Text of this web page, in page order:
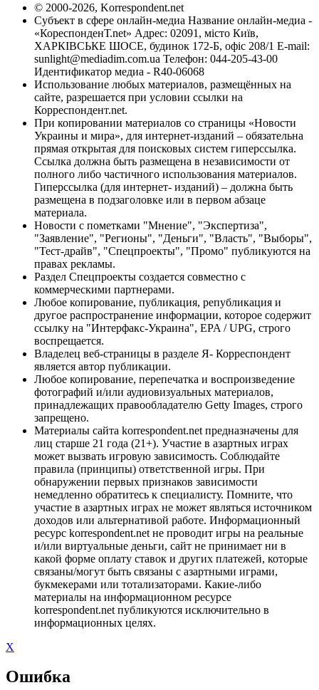
© 2000-2026, Korrespondent.net
Субъект в сфере онлайн-медиа Название онлайн-медиа -
«КореспонденТ.net» Адрес: 02091, місто Київ,
ХАРКІВСЬКЕ ШОСЕ, будинок 172-Б, офіс 208/1 E-mail:
sunlight@mediadim.com.ua Телефон: 044-205-43-00
Идентификатор медиа - R40-06068
Использование любых материалов, размещённых на
сайте, разрешается при условии ссылки на
Корреспондент.net.
При копировании материалов со страницы «Новости
Украины и мира», для интернет-изданий – обязательна
прямая открытая для поисковых систем гиперссылка.
Ссылка должна быть размещена в независимости от
полного либо частичного использования материалов.
Гиперссылка (для интернет- изданий) – должна быть
размещена в подзаголовке или в первом абзаце
материала.
Новости с пометками "Мнение", "Экспертиза",
"Заявление", "Регионы", "Деньги", "Власть", "Выборы",
"Тест-драйв", "Спецпроекты", "Промо" публикуются на
правах рекламы.
Раздел Спецпроекты создается совместно с
коммерческими партнерами.
Любое копирование, публикация, републикация и
другое распространение информации, которое содержит
ссылку на "Интерфакс-Украина", EPA / UPG, строго
воспрещается.
Владелец веб-страницы в разделе Я- Корреспондент
является автор публикации.
Любое копирование, перепечатка и воспроизведение
фотографий и/или аудиовизуальных материалов,
принадлежащих правообладателю Getty Images, строго
запрещено.
Материалы сайта korrespondent.net предназначены для
лиц старше 21 года (21+). Участие в азартных играх
может вызвать игровую зависимость. Соблюдайте
правила (принципы) ответственной игры. При
обнаружении первых признаков зависимости
немедленно обратитесь к специалисту. Помните, что
участие в азартных играх не может являться источником
доходов или альтернативой работе. Информационный
ресурс korrespondent.net не проводит игры на реальные
и/или виртуальные деньги, сайт не принимает ни в
какой форме оплату ставок и других платежей, которые
связаны/могут быть связаны с азартными играми,
букмекерами или тотализаторами. Какие-либо
материалы на информационном ресурсе
korrespondent.net публикуются исключительно в
информационных целях.
X
Ошибка